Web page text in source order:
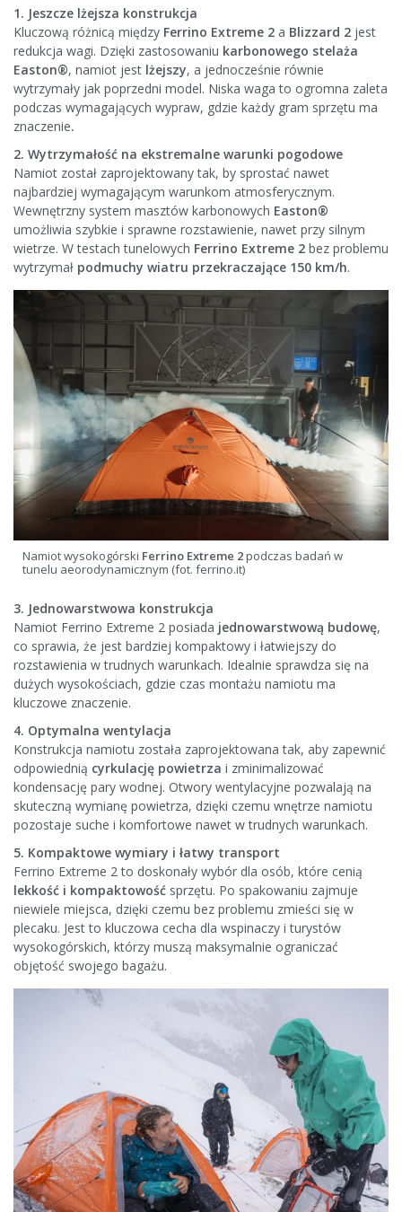
1. Jeszcze lżejsza konstrukcja
Kluczową różnicą między Ferrino Extreme 2 a Blizzard 2 jest
redukcja wagi. Dzięki zastosowaniu karbonowego stelaża
Easton®, namiot jest lżejszy, a jednocześnie równie
wytrzymały jak poprzedni model. Niska waga to ogromna zaleta
podczas wymagających wypraw, gdzie każdy gram sprzętu ma
znaczenie.
2. Wytrzymałość na ekstremalne warunki pogodowe
Namiot został zaprojektowany tak, by sprostać nawet
najbardziej wymagającym warunkom atmosferycznym.
Wewnętrzny system masztów karbonowych Easton®
umożliwia szybkie i sprawne rozstawienie, nawet przy silnym
wietrze. W testach tunelowych Ferrino Extreme 2 bez problemu
wytrzymał podmuchy wiatru przekraczające 150 km/h.
Namiot wysokogórski Ferrino Extreme 2podczas badań w
tunelu aeorodynamicznym (fot. ferrino.it)
3. Jednowarstwowa konstrukcja
Namiot Ferrino Extreme 2 posiada jednowarstwową budowę,
co sprawia, że jest bardziej kompaktowy i łatwiejszy do
rozstawienia w trudnych warunkach. Idealnie sprawdza się na
dużych wysokościach, gdzie czas montażu namiotu ma
kluczowe znaczenie.
4. Optymalna wentylacja
Konstrukcja namiotu została zaprojektowana tak, aby zapewnić
odpowiednią cyrkulację powietrza i zminimalizować
kondensację pary wodnej. Otwory wentylacyjne pozwalają na
skuteczną wymianę powietrza, dzięki czemu wnętrze namiotu
pozostaje suche i komfortowe nawet w trudnych warunkach.
5. Kompaktowe wymiary i łatwy transport
Ferrino Extreme 2 to doskonały wybór dla osób, które cenią
lekkość i kompaktowość sprzętu. Po spakowaniu zajmuje
niewiele miejsca, dzięki czemu bez problemu zmieści się w
plecaku. Jest to kluczowa cecha dla wspinaczy i turystów
wysokogórskich, którzy muszą maksymalnie ograniczać
objętość swojego bagażu.